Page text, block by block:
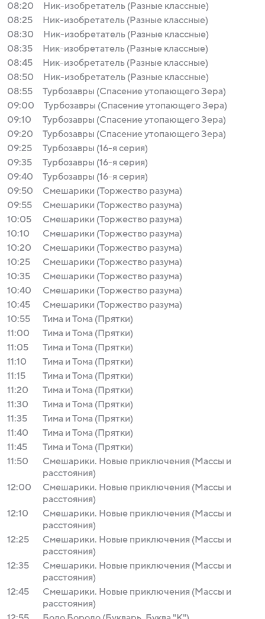
08:20
Ник-изобретатель (Разные классные)
08:25
Ник-изобретатель (Разные классные)
08:30
Ник-изобретатель (Разные классные)
08:35
Ник-изобретатель (Разные классные)
08:45
Ник-изобретатель (Разные классные)
08:50
Ник-изобретатель (Разные классные)
08:55
Турбозавры (Спасение утопающего Зера)
09:00
Турбозавры (Спасение утопающего Зера)
09:10
Турбозавры (Спасение утопающего Зера)
09:20
Турбозавры (Спасение утопающего Зера)
09:25
Турбозавры (16-я серия)
09:35
Турбозавры (16-я серия)
09:40
Турбозавры (16-я серия)
09:50
Смешарики (Торжество разума)
09:55
Смешарики (Торжество разума)
10:05
Смешарики (Торжество разума)
10:10
Смешарики (Торжество разума)
10:20
Смешарики (Торжество разума)
10:25
Смешарики (Торжество разума)
10:35
Смешарики (Торжество разума)
10:40
Смешарики (Торжество разума)
10:45
Смешарики (Торжество разума)
10:55
Тима и Тома (Прятки)
11:00
Тима и Тома (Прятки)
11:05
Тима и Тома (Прятки)
11:10
Тима и Тома (Прятки)
11:15
Тима и Тома (Прятки)
11:20
Тима и Тома (Прятки)
11:30
Тима и Тома (Прятки)
11:35
Тима и Тома (Прятки)
11:40
Тима и Тома (Прятки)
11:45
Тима и Тома (Прятки)
11:50
Смешарики. Новые приключения (Массы и
расстояния)
12:00
Смешарики. Новые приключения (Массы и
расстояния)
12:10
Смешарики. Новые приключения (Массы и
расстояния)
12:25
Смешарики. Новые приключения (Массы и
расстояния)
12:35
Смешарики. Новые приключения (Массы и
расстояния)
12:45
Смешарики. Новые приключения (Массы и
расстояния)